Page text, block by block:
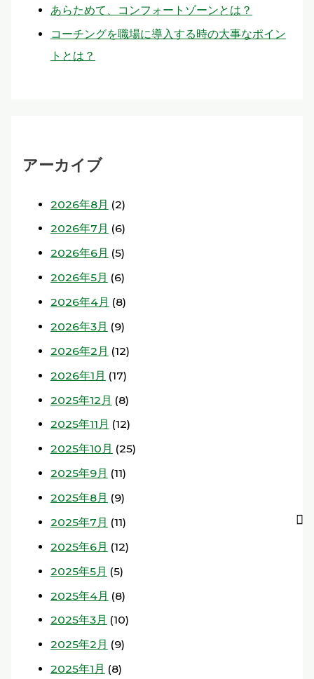
あらためて、コンフォートゾーンとは？
コーチングを職場に導入する時の大事なポイン
トとは？
アーカイブ
2026年8月 (2)
2026年7月 (6)
2026年6月 (5)
2026年5月 (6)
2026年4月 (8)
2026年3月 (9)
2026年2月 (12)
2026年1月 (17)
2025年12月 (8)
2025年11月 (12)
2025年10月 (25)
2025年9月 (11)
2025年8月 (9)
2025年7月 (11)
2025年6月 (12)
2025年5月 (5)
2025年4月 (8)
2025年3月 (10)
2025年2月 (9)
2025年1月 (8)